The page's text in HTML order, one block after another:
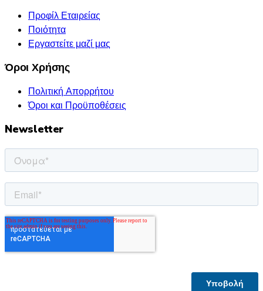
Προφίλ Εταιρείας
Ποιότητα
Εργαστείτε μαζί μας
Όροι Χρήσης
Πολιτική Απορρήτου
Όροι και Προϋποθέσεις
Newsletter